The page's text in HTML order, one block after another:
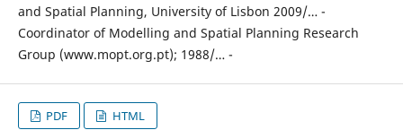
and Spatial Planning, University of Lisbon 2009/… -
Coordinator of Modelling and Spatial Planning Research
Group (www.mopt.org.pt); 1988/… -
PDF HTML